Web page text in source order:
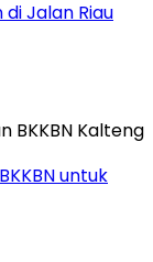
di Jalan Riau
untuk